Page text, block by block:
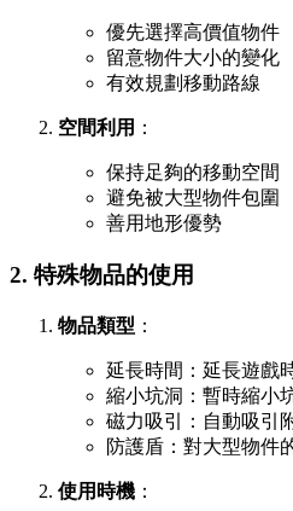
優先選擇高價值物件
留意物件大小的變化
有效規劃移動路線
空間利用 ：
保持足夠的移動空間
避免被大型物件包圍
善用地形優勢
2. 特殊物品的使用
物品類型 ：
延長時間：延長遊戲
縮小坑洞：暫時縮小
磁力吸引：自動吸引
防護盾：對大型物件
使用時機 ：